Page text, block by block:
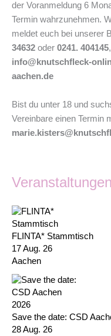
der Voranmeldung 6
Termin wahrzunehmen.
meldet euch bei unserer
34632 oder 0241. 404145
info@knutschfleck-
aachen.de
Bist du unter 18 und
Vereinbare einen Termin
Veranstaltungen
FLINTA* Stammtisch
17 Aug. 26
Aachen
Save the date: CSD
28 Aug. 26